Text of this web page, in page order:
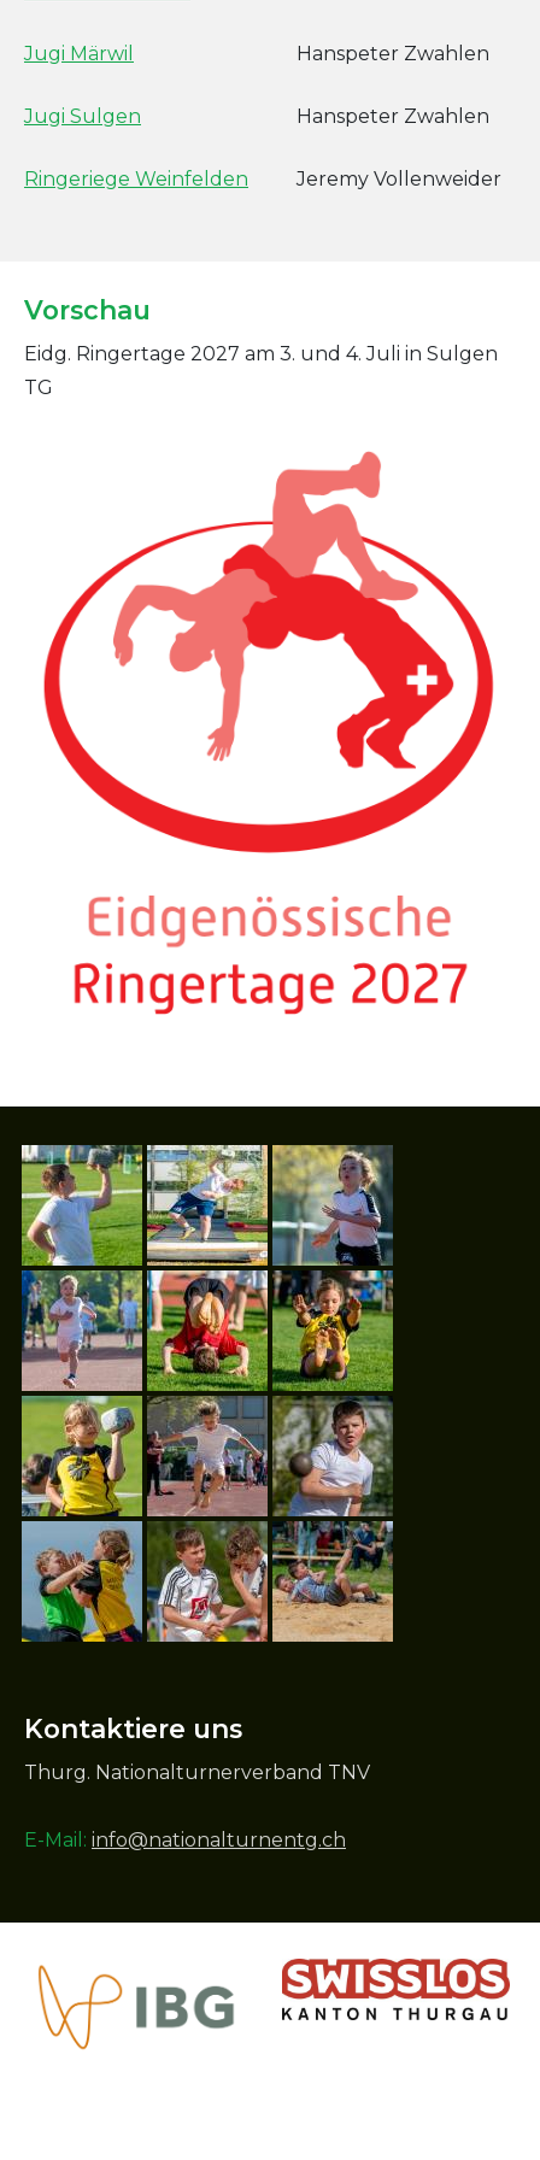
Jugi Märwil Hanspeter Zwahlen
Jugi Sulgen Hanspeter Zwahlen
Ringeriege Weinfelden Jeremy Vollenweider
Vorschau
Eidg. Ringertage 2027 am 3. und 4. Juli in Sulgen
TG
Kontaktiere uns
Thurg. Nationalturnerverband TNV
E-Mail: info@nationalturnentg.ch